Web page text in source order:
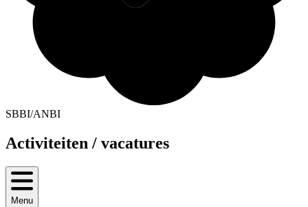
SBBI/ANBI
Activiteiten / vacatures
Menu